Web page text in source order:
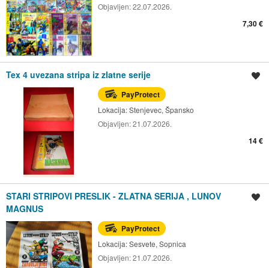
Objavljen:22.07.2026.
7,30 €
Tex 4 uvezana stripa iz zlatne serije
PayProtect
Lokacija:Stenjevec, Špansko
Objavljen:21.07.2026.
14 €
STARI STRIPOVI PRESLIK - ZLATNA SERIJA , LUNOV
MAGNUS
PayProtect
Lokacija:Sesvete, Sopnica
Objavljen:21.07.2026.